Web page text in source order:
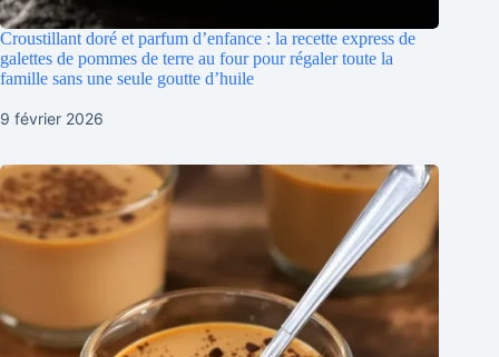
Croustillant doré et parfum d’enfance : la recette express de
galettes de pommes de terre au four pour régaler toute la
famille sans une seule goutte d’huile
9 février 2026